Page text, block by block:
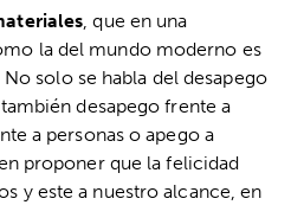
, que en una
la del mundo moderno es
solo se habla del desapego
desapego frente a
a personas o apego a
proponer que la felicidad
y este a nuestro alcance, en